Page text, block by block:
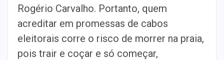
Rogério Carvalho. Portanto, quem
acreditar em promessas de cabos
eleitorais corre o risco de morrer na praia,
pois trair e coçar e só começar,